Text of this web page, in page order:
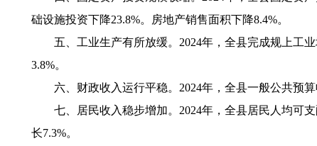
础设施投资下降23.8%。房地产销售面积下降8.4%。
五、工业生产有所放缓。2024年，全县完成规上工业
3.8%。
六、财政收入运行平稳。2024年，全县一般公共预算
七、居民收入稳步增加。2024年，全县居民人均可支
长7.3%。